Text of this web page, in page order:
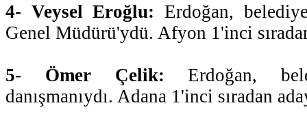
4- Veysel Eroğlu: Erdoğan,
Genel Müdürü'ydü. Afyon 1'inci
5- Ömer Çelik: Erdoğan,
danışmanıydı. Adana 1'inci sıradan